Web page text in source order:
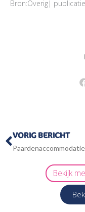
Bron:Overig|
Vorige
VORIG BERICHT
Bekijk